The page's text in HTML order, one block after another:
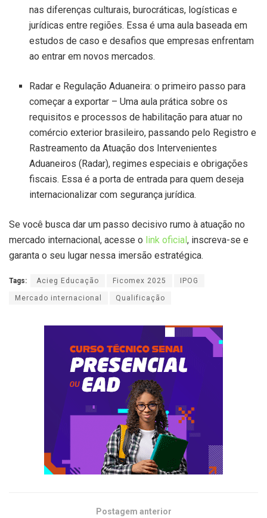
nas diferenças culturais, burocráticas, logísticas e
jurídicas entre regiões. Essa é uma aula baseada em
estudos de caso e desafios que empresas enfrentam
ao entrar em novos mercados.
Radar e Regulação Aduaneira: o primeiro passo para
começar a exportar – Uma aula prática sobre os
requisitos e processos de habilitação para atuar no
comércio exterior brasileiro, passando pelo Registro e
Rastreamento da Atuação dos Intervenientes
Aduaneiros (Radar), regimes especiais e obrigações
fiscais. Essa é a porta de entrada para quem deseja
internacionalizar com segurança jurídica.
Se você busca dar um passo decisivo rumo à atuação no
mercado internacional, acesse o link oficial , inscreva-se e
garanta o seu lugar nessa imersão estratégica.
Tags: Acieg Educação Ficomex 2025 IPOG
Mercado internacional Qualificação
Postagem anterior